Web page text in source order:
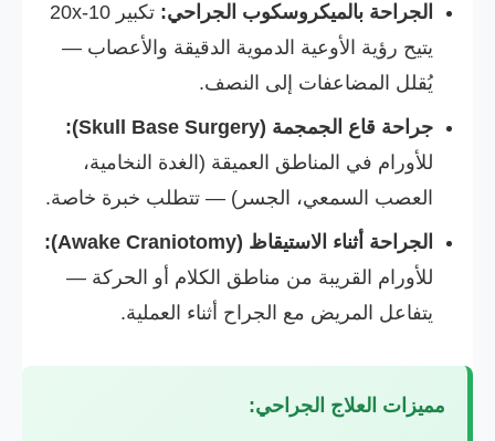
الجراحة بالميكروسكوب الجراحي:
تكبير 10-20x
يتيح رؤية الأوعية الدموية الدقيقة والأعصاب —
يُقلل المضاعفات إلى النصف.
جراحة قاع الجمجمة (Skull Base Surgery):
للأورام في المناطق العميقة (الغدة النخامية،
العصب السمعي، الجسر) — تتطلب خبرة خاصة.
الجراحة أثناء الاستيقاظ (Awake Craniotomy):
للأورام القريبة من مناطق الكلام أو الحركة —
يتفاعل المريض مع الجراح أثناء العملية.
مميزات العلاج الجراحي: